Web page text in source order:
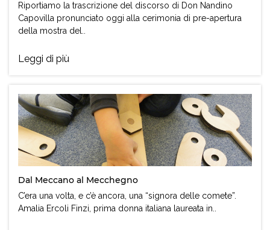
Riportiamo la trascrizione del discorso di Don Nandino
Capovilla pronunciato oggi alla cerimonia di pre-apertura
della mostra del..
Leggi di più
Dal Meccano al Mecchegno
C’era una volta, e c’è ancora, una “signora delle comete”.
Amalia Ercoli Finzi, prima donna italiana laureata in..